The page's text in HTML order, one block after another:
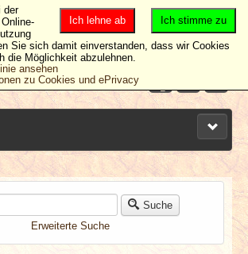
Suche
Erweiterte Suche
Ich stimme zu
Ich lehne ab
der
Sie sich damit einverstanden, dass wir Cookies
die Möglichkeit abzulehnen.
ansehen
zu Cookies und ePrivacy